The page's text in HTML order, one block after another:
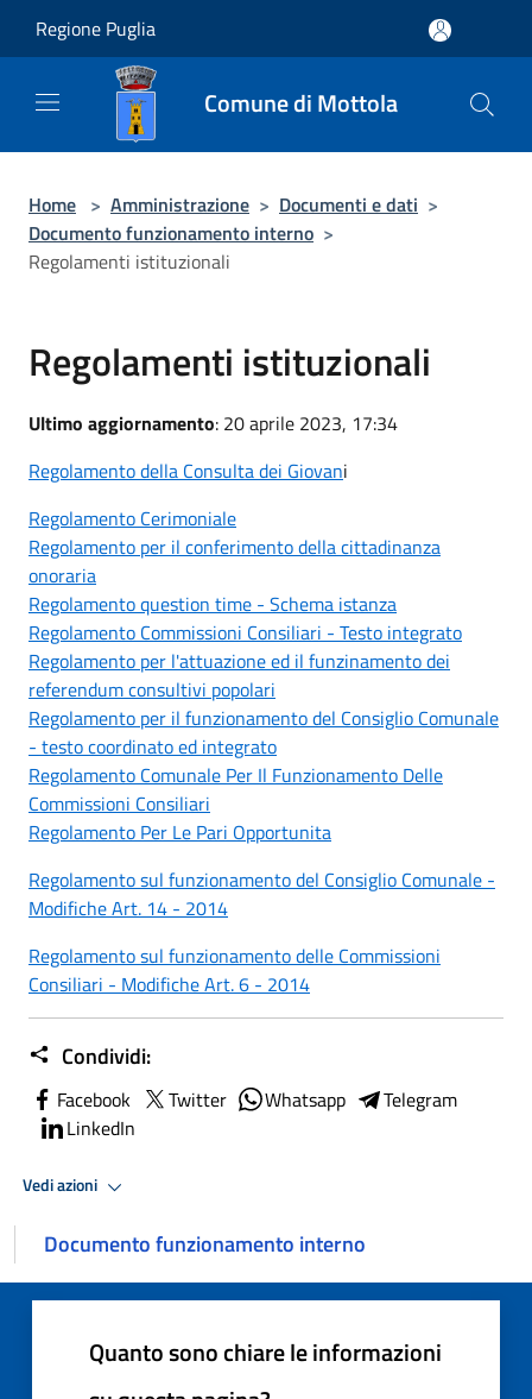
Regione Puglia
Comune di Mottola
Home > Amministrazione > Documenti e dati >
Documento funzionamento interno >
Regolamenti istituzionali
Regolamenti istituzionali
Ultimo aggiornamento: 20 aprile 2023, 17:34
Regolamento della Consulta dei Giovani
Regolamento Cerimoniale
Regolamento per il conferimento della cittadinanza
onoraria
Regolamento question time - Schema istanza
Regolamento Commissioni Consiliari - Testo integrato
Regolamento per l'attuazione ed il funzinamento dei
referendum consultivi popolari
Regolamento per il funzionamento del Consiglio Comunale
- testo coordinato ed integrato
Regolamento Comunale Per Il Funzionamento Delle
Commissioni Consiliari
Regolamento Per Le Pari Opportunita
Regolamento sul funzionamento del Consiglio Comunale -
Modifiche Art. 14 - 2014
Regolamento sul funzionamento delle Commissioni
Consiliari - Modifiche Art. 6 - 2014
Condividi:
Facebook Twitter Whatsapp
Telegram
LinkedIn
Vedi azioni
Documento funzionamento interno
Quanto sono chiare le informazioni